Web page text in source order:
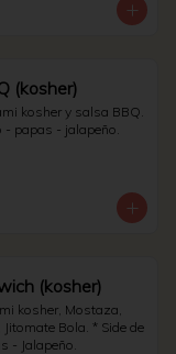
(kosher)
kosher y salsa BBQ.
- papas - jalapeño.
(kosher)
kosher, Mostaza,
Bola. * Side de
- Jalapeño.